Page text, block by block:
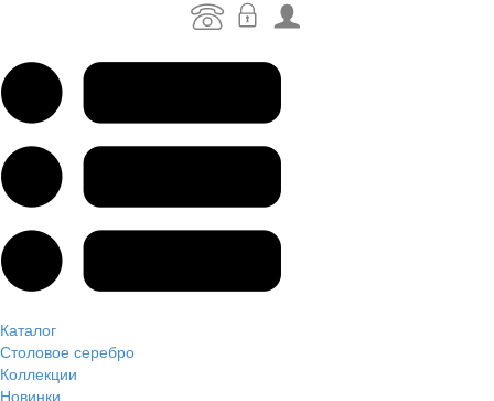
Каталог
Столовое серебро
Коллекции
Новинки